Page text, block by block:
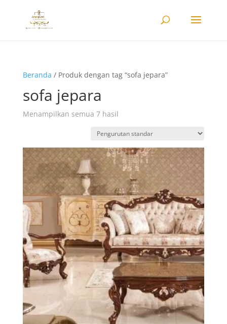
Beranda / Produk dengan tag “sofa jepara”
sofa jepara
Menampilkan semua 7 hasil